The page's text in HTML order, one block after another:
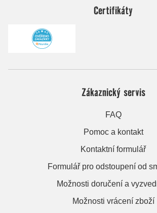
Certifikáty
Zákaznický servis
FAQ
Pomoc a kontakt
Kontaktní formulář
Formulář pro odstoupení od
Možnosti doručení a
Možnosti vrácení zboží